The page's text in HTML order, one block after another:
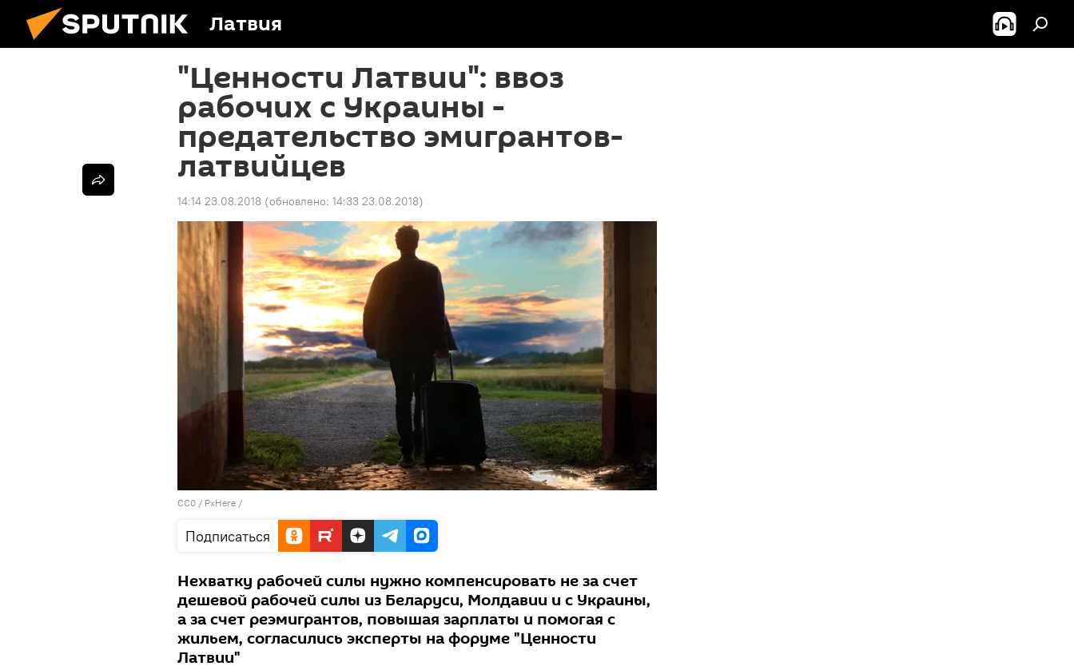
Латвия
"Ценности Латвии": ввоз
рабочих с Украины -
предательство эмигрантов-
латвийцев
14:14 23.08.2018 (обновлено: 14:33 23.08.2018)
CC0 / PxHere /
Подписаться
Нехватку рабочей силы нужно компенсировать не за счет
дешевой рабочей силы из Беларуси, Молдавии и с Украины,
а за счет реэмигрантов, повышая зарплаты и помогая с
жильем, согласились эксперты на форуме "Ценности
Латвии"